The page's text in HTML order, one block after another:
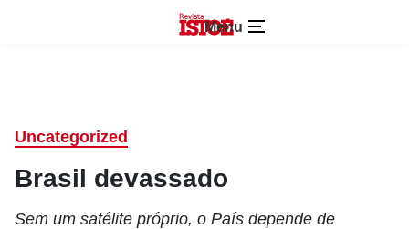
Menu
Uncategorized
Brasil devassado
Sem um satélite próprio, o País depende de